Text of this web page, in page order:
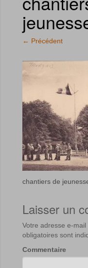
← Précédent
chantiers de
Laisser un
Votre adresse e-mail
obligatoires sont
Commentaire